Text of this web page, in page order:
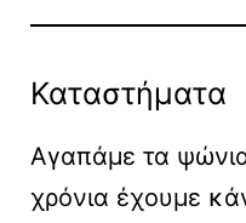
Καταστήματα
Αγαπάμε τα
χρόνια έχουμε